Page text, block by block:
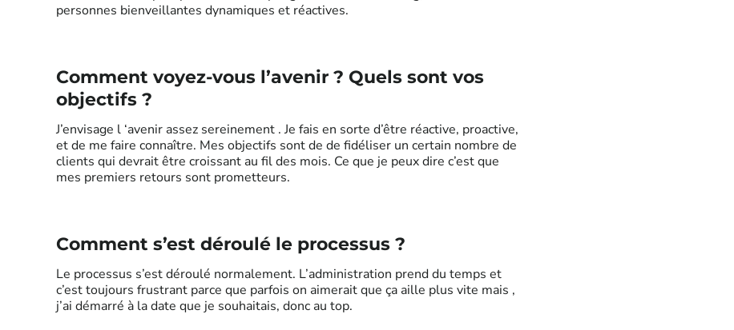
personnes bienveillantes dynamiques et réactives.
Comment voyez-vous l’avenir ? Quels sont vos
objectifs ?
J’envisage l ‘avenir assez sereinement . Je fais en sorte d’être réactive, proactive,
et de me faire connaître. Mes objectifs sont de de fidéliser un certain nombre de
clients qui devrait être croissant au fil des mois. Ce que je peux dire c’est que
mes premiers retours sont prometteurs.
Comment s’est déroulé le processus ?
Le processus s’est déroulé normalement. L’administration prend du temps et
c’est toujours frustrant parce que parfois on aimerait que ça aille plus vite mais ,
j’ai démarré à la date que je souhaitais, donc au top.